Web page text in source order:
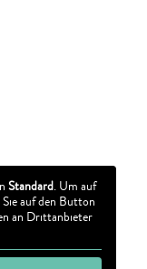
Standard. Um auf
Sie auf den Button
an Drittanbieter